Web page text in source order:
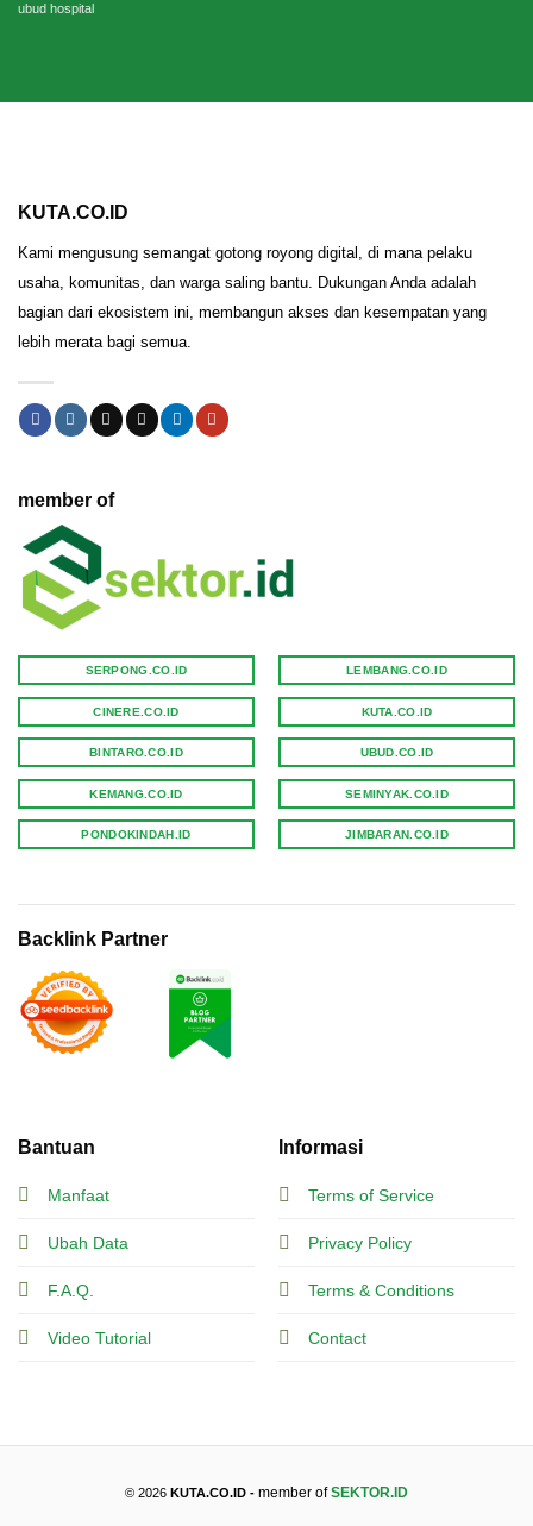
ubud hospital
KUTA.CO.ID
Kami mengusung semangat gotong royong digital, di mana pelaku
usaha, komunitas, dan warga saling bantu. Dukungan Anda adalah
bagian dari ekosistem ini, membangun akses dan kesempatan yang
lebih merata bagi semua.
Bantuan
Manfaat
Ubah Data
F.A.Q.
Video Tutorial
Informasi
Terms of Service
Privacy Policy
Terms & Conditions
Contact
member of
SERPONG.CO.ID
CINERE.CO.ID
BINTARO.CO.ID
KEMANG.CO.ID
PONDOKINDAH.ID
LEMBANG.CO.ID
KUTA.CO.ID
UBUD.CO.ID
SEMINYAK.CO.ID
JIMBARAN.CO.ID
Backlink Partner
© 2026 KUTA.CO.ID - member ofSEKTOR.ID